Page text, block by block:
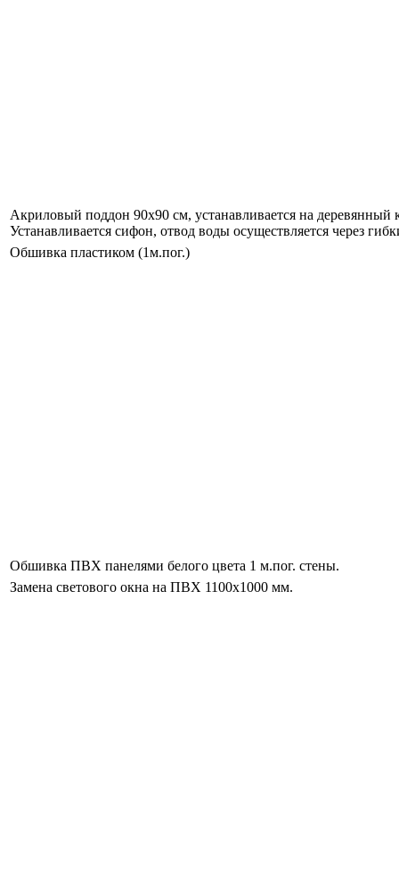
Акриловый поддон 90х90 см, устанавливается на деревянный
Устанавливается сифон, отвод воды осуществляется через
Обшивка пластиком (1м.пог.)
Обшивка ПВХ панелями белого цвета 1 м.пог. стены.
Замена светового окна на ПВХ 1100х1000 мм.